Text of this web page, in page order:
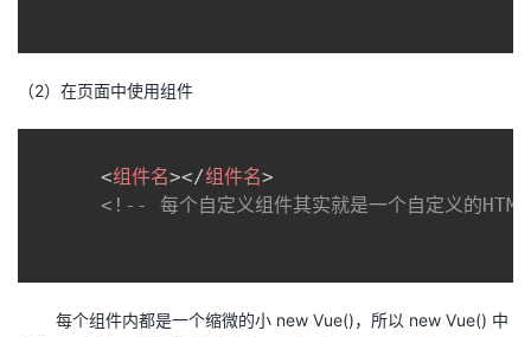
课
的
我
藏
术
云
（2）在页面中使用组件
<组件名></组件名>
<!-- 每个自定义组件其实就是一个自定义的
每个组件内都是一个缩微的小 new Vue()，所以 new Vue() 中